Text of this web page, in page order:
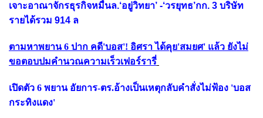
เจาะอาณาจักรธุรกิจหมื่นล.‘อยู่วิทยา’ -‘วรยุทธ’กก. 3 บริษัท
รายได้รวม 914 ล
ตามหาพยาน 6 ปาก คดี'บอส'! อิศรา ได้คุย'สมยศ' แล้ว ยังไม่
ขอตอบปมคำนวณความเร็วเฟอร์รารี่
เปิดตัว 6 พยาน อัยการ-ตร.อ้างเป็นเหตุกลับคำสั่งไม่ฟ้อง 'บอส
กระทิงแดง'